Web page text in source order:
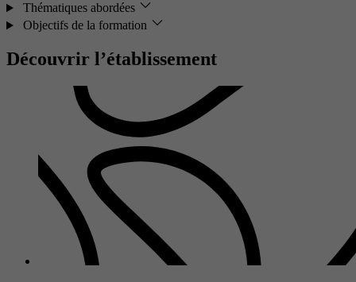
Thématiques abordées
Objectifs de la formation
Découvrir l’établissement